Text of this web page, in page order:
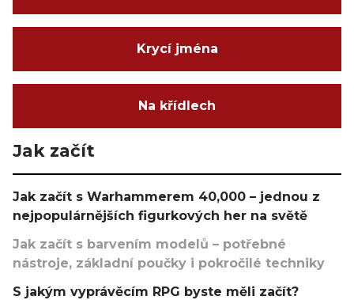
Krycí jména
Na křídlech
Jak začít
Jak začít s Warhammerem 40,000 – jednou z
nejpopulárnějších figurkových her na světě
Jak začít s barvením modelů – potřebné
nástroje, základní poučky i pokročilé techniky
S jakým vyprávěcím RPG byste měli začít?